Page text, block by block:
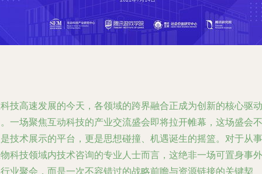
技高速发展的今天，各领域的跨界融合正成为创新的核心驱动
一场聚焦互动科技的产业交流盛会即将拉开帷幕，这场盛会不
技术展示的平台，更是思想碰撞、机遇诞生的摇篮。对于从事
科技领域内技术咨询的专业人士而言，这绝非一场可置身事外
业聚会，而是一次不容错过的战略前瞻与资源链接的关键契